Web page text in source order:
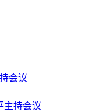
会议
主持会议